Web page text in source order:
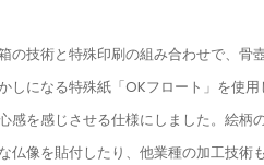
技術と特殊印刷の組み合わせで、骨
しになる特殊紙「OKフロート」を使
を感じさせる仕様にしました。絵
像を貼付したり、他業種の加工技術